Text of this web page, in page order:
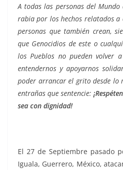
A todas las personas del
rabia por los hechos relatados a
personas que también crean,
que Genocidios de este o
los Pueblos no pueden volver
entendernos y apoyarnos
poder arrancar el grito desde lo
entrañas que sentencie:
sea con dignidad!
El 27 de Septiembre pasado
Iguala, Guerrero, México,